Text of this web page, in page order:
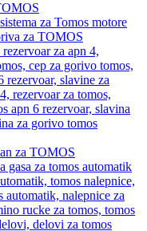
za TOMOS
za TOMOS